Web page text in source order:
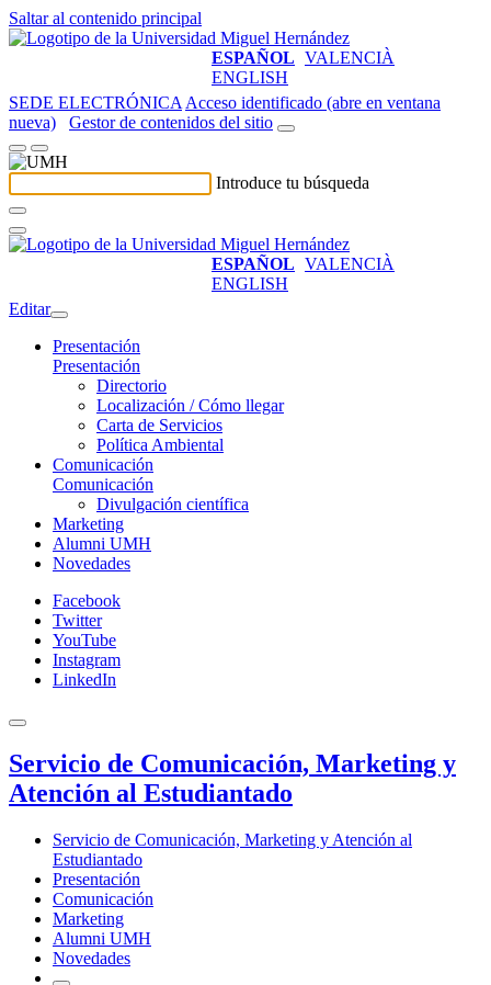
Saltar al contenido principal
ESPAÑOL VALENCIÀ
ENGLISH
SEDE ELECTRÓNICA Acceso identificado (abre en ventana
nueva)
Gestor de contenidos del sitio
Introduce tu búsqueda
ESPAÑOL VALENCIÀ
ENGLISH
Editar
Presentación
Presentación
Directorio
Localización / Cómo llegar
Carta de Servicios
Política Ambiental
Comunicación
Comunicación
Divulgación científica
Marketing
Alumni UMH
Novedades
Facebook
Twitter
YouTube
Instagram
LinkedIn
Servicio de Comunicación, Marketing y
Atención al Estudiantado
Servicio de Comunicación, Marketing y Atención al
Estudiantado
Presentación
Comunicación
Marketing
Alumni UMH
Novedades